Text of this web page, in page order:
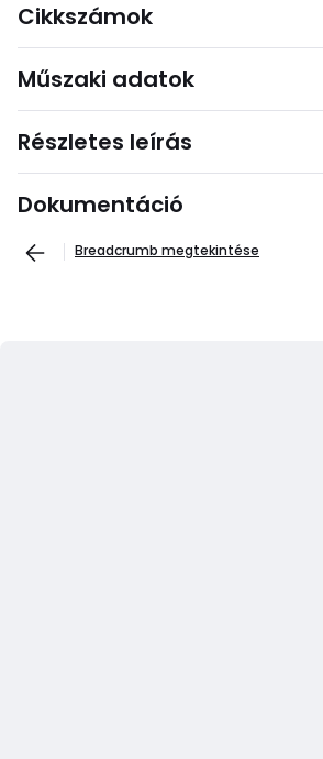
Cikkszámok
Műszaki adatok
Részletes leírás
Dokumentáció
Breadcrumb megtekintése